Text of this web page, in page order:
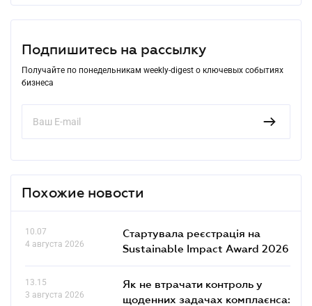
Подпишитесь на рассылку
Получайте по понедельникам weekly-digest о ключевых событиях
бизнеса
Похожие новости
10.07
4 августа 2026
Стартувала реєстрація на
Sustainable Impact Award 2026
13.15
3 августа 2026
Як не втрачати контроль у
щоденних задачах комплаєнса: